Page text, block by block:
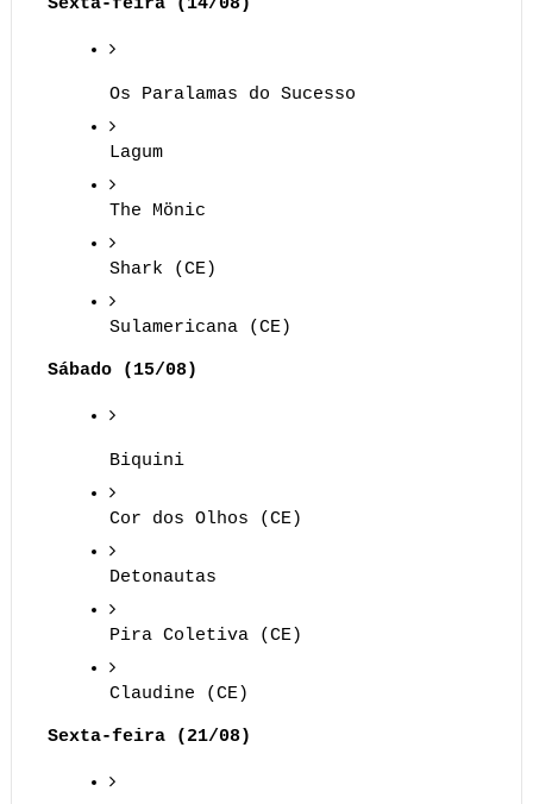
Sexta-feira (14/08)
Os Paralamas do Sucesso
Lagum
The Mönic
Shark (CE)
Sulamericana (CE)
Sábado (15/08)
Biquini
Cor dos Olhos (CE)
Detonautas
Pira Coletiva (CE)
Claudine (CE)
Sexta-feira (21/08)